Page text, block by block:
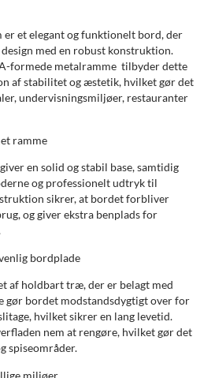
er et elegant og funktionelt bord, der
med en robust konstruktion.
formede metalramme tilbyder dette
af stabilitet og æstetik, hvilket gør det
undervisningsmiljøer, restauranter
ramme
en solid og stabil base, samtidig
og professionelt udtryk til
sikrer, at bordet forbliver
og giver ekstra benplads for
bordplade
af holdbart træ, der er belagt med
bordet modstandsdygtigt over for
hvilket sikrer en lang levetid.
nem at rengøre, hvilket gør det
spiseområder.
miljøer